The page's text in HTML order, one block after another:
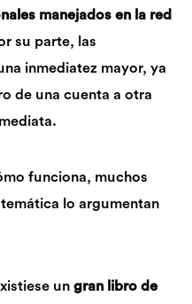
manejados en la red
su parte, las
inmediatez mayor, ya
de una cuenta a otra
funciona, muchos
lo argumentan
un gran libro de